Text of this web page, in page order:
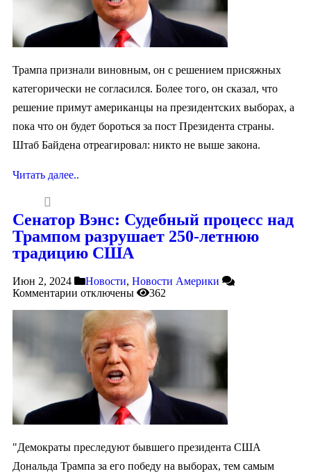
Трампа признали виновным, он с решением присяжных
категорически не согласился. Более того, он сказал, что
решение примут американцы на президентских выборах, а
пока что он будет бороться за пост Президента страны.
Штаб Байдена отреагировал: никто не выше закона.
Читать далее..
Сенатор Вэнс: Судебный процесс над
Трампом разрушает 250-летнюю
традицию США
Июн 2, 2024 Новости, Новости Америки
Комментарии отключены 362
"Демократы преследуют бывшего президента США
Дональда Трампа за его победу на выборах, тем самым